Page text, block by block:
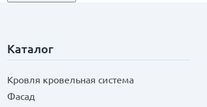
Каталог
Кровля кровельная система
Фасад